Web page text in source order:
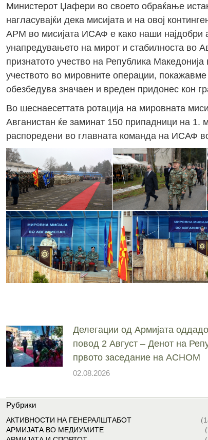
Министерот Џафери во своето обраќање
нагласувајќи дека мисијата и на овој
АРМ во мисијата ИСАФ е како наши најдобри
унапредувањето на мирот и стабилноста во
признатото учество на Република
учеството во мировните операции,
обезбедува значаен и вреден придонес кон
Во шеснаесеттата ротација на мировната
Авганистан ќе заминат 150 припадници на 1.
распоредени во главната команда на ИСАФ
Делегации од Армијата
повод 2 Август – Денот на
првото заседание на АСНОМ
02.08.2026
Рубрики
АКТИВНОСТИ НА ГЕНЕРАЛШТАБОТ
АРМИЈАТА ВО МЕДИУМИТЕ